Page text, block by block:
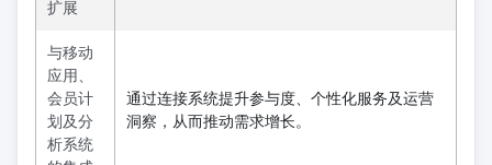
扩展
与移动
应用、
会员计
划及分
析系统
通过连接系统提升参与度、个性化服务及运营
洞察，从而推动需求增长。